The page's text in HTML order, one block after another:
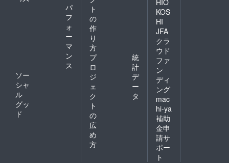
パ
フ
ォ
ー
マ
ン
ス
ソー
シャ
ル
グッ
ド
ト
の
作
り
方
プ
ロ
ジ
ェ
ク
ト
の
広
め
方
統
計
デ
ー
タ
HIO
KOS
HI
JFA
クラ
ウド
ファ
ン
ディ
ング
mac
hi-ya
補助
金申
請サ
ポー
ト